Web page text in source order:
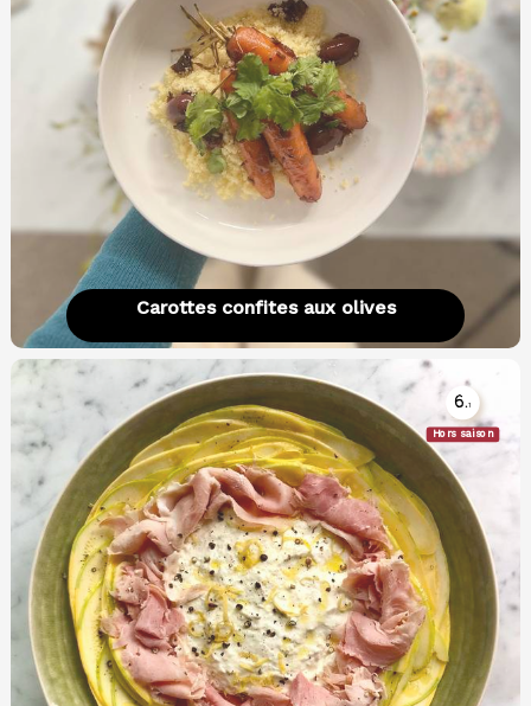
Carottes confites aux olives
6.1
Hors saison